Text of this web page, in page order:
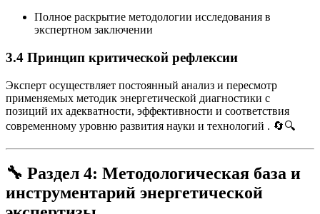
Полное раскрытие методологии исследования в
экспертном заключении
3.4 Принцип критической рефлексии
Эксперт осуществляет постоянный анализ и пересмотр
применяемых методик энергетической диагностики с
позиций их адекватности, эффективности и соответствия
современному уровню развития науки и технологий . 🔄🔍
🔧 Раздел 4: Методологическая база и
инструментарий энергетической